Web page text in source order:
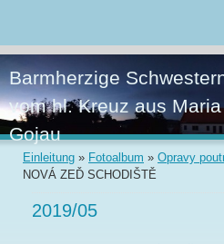
Barmherzige
vom hl. Kreuz aus Maria
Gojau
Einleitung » Fotoalbum » Opravy
NOVÁ ZEĎ SCHODIŠTĚ
2019/05